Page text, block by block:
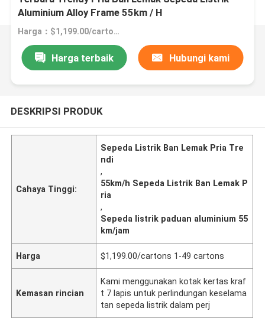
Aluminium Alloy Frame 55km / H
Harga：$1,199.00/cartons 1-49 cartons
Harga terbaik Hubungi kami
DESKRIPSI PRODUK
Cahaya Tinggi:
Sepeda Listrik Ban Lemak Pria Tre
ndi
,
55km/h Sepeda Listrik Ban Lemak P
ria
,
Sepeda listrik paduan aluminium 55
km/jam
Harga $1,199.00/cartons 1-49 cartons
Kemasan rincian
Kami menggunakan kotak kertas kraf
t 7 lapis untuk perlindungan keselama
tan sepeda listrik dalam perj